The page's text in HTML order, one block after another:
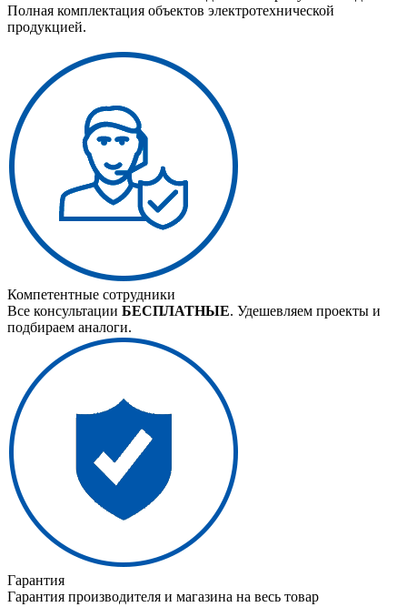
Полная комплектация объектов электротехнической
продукцией.
Компетентные сотрудники
Все консультации БЕСПЛАТНЫЕ. Удешевляем проекты и
подбираем аналоги.
Гарантия
Гарантия производителя и магазина на весь товар